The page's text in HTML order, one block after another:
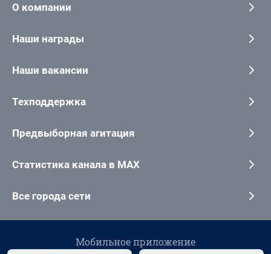
О компании
Наши награды
Наши вакансии
Техподдержка
Предвыборная агитация
Статистика канала в MAX
Все города сети
Мобильное приложение